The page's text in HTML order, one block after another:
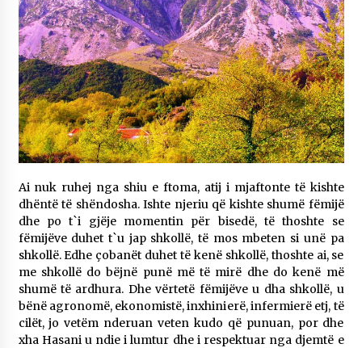
Ai nuk ruhej nga shiu e ftoma, atij i mjaftonte të kishte
dhëntë të shëndosha. Ishte njeriu që kishte shumë fëmijë
dhe po t`i gjëje momentin për bisedë, të thoshte se
fëmijëve duhet t`u jap shkollë, të mos mbeten si unë pa
shkollë. Edhe çobanët duhet të kenë shkollë, thoshte ai, se
me shkollë do bëjnë punë më të mirë dhe do kenë më
shumë të ardhura. Dhe vërtetë fëmijëve u dha shkollë, u
bënë agronomë, ekonomistë, inxhinierë, infermierë etj, të
cilët, jo vetëm nderuan veten kudo që punuan, por dhe
xha Hasani u ndie i lumtur dhe i respektuar nga djemtë e